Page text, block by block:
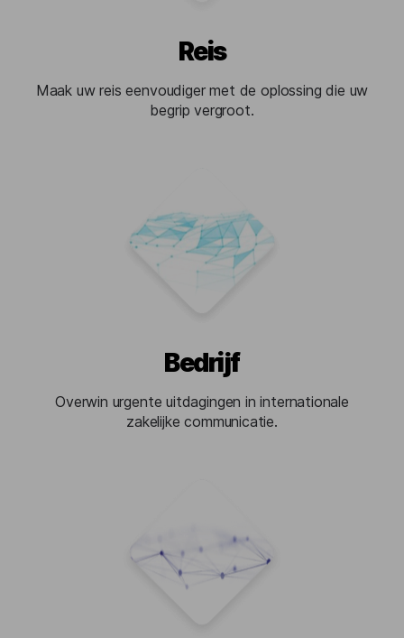
Reis
Maak uw reis eenvoudiger met de oplossing die uw
begrip vergroot.
Bedrijf
Overwin urgente uitdagingen in internationale
zakelijke communicatie.